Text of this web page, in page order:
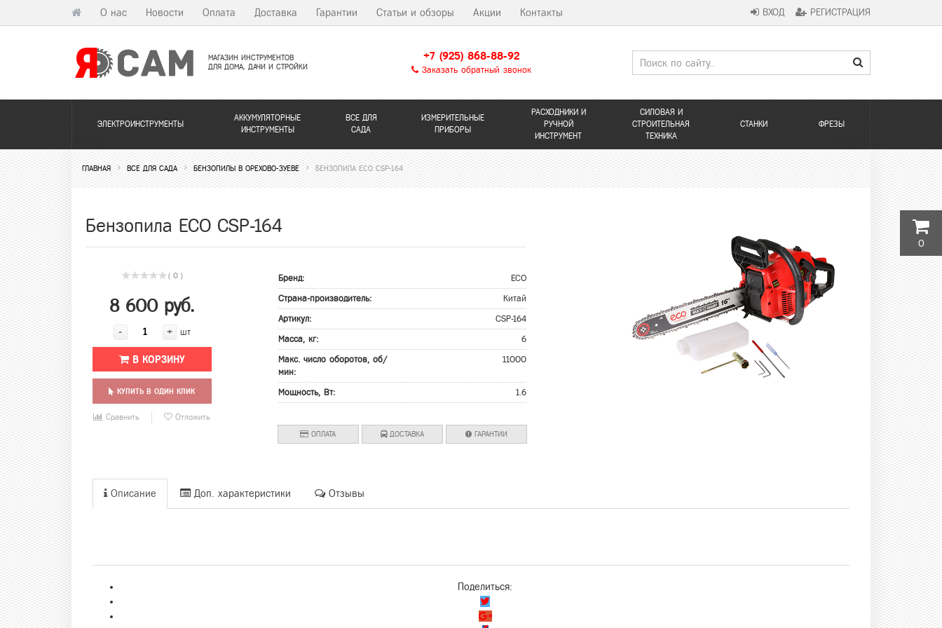
О нас Новости Оплата Доставка Гарантии Статьи и обзоры Акции Контакты ВХОД РЕГИСТРАЦИЯ
МАГАЗИН ИНСТРУМЕНТОВ
ДЛЯ ДОМА, ДАЧИ И СТРОЙКИ
+7 (925) 868-88-92
Заказать обратный звонок
ЭЛЕКТРОИНСТРУМЕНТЫ
АККУМУЛЯТОРНЫЕ
ИНСТРУМЕНТЫ
ВСЕ ДЛЯ
САДА
ИЗМЕРИТЕЛЬНЫЕ
ПРИБОРЫ
РАСХОДНИКИ И
РУЧНОЙ
ИНСТРУМЕНТ
СИЛОВАЯ И
СТРОИТЕЛЬНАЯ
ТЕХНИКА
СТАНКИ ФРЕЗЫ
ГЛАВНАЯ ВСЕ ДЛЯ САДА БЕНЗОПИЛЫ В ОРЕХОВО-ЗУЕВЕ БЕНЗОПИЛА ECO CSP-164
Бензопила ECO CSP-164
( 0 )
8 600 руб.
- + шт
В КОРЗИНУ
КУПИТЬ В ОДИН КЛИК
Сравнить Отложить
Бренд: ECO
Страна-производитель: Китай
Артикул: CSP-164
Масса, кг: 6
Макс. число оборотов, об/
мин:
11000
Мощность, Вт: 1.6
ОПЛАТА ДОСТАВКА ГАРАНТИИ
Описание Доп. характеристики Отзывы
Поделиться:
0